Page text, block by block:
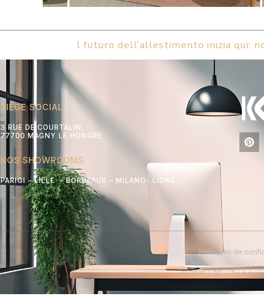
l futuro dell’allestimento inizia qui:
SIÈGE SOCIAL
3 RUE DE COURTALIN,
77700 MAGNY LE HONGRE
NOS SHOWROOMS
PARIGI – LILLE – BORDEAUX – MILANO- L IONE
Politiques de
© 2026 LBC - Tout